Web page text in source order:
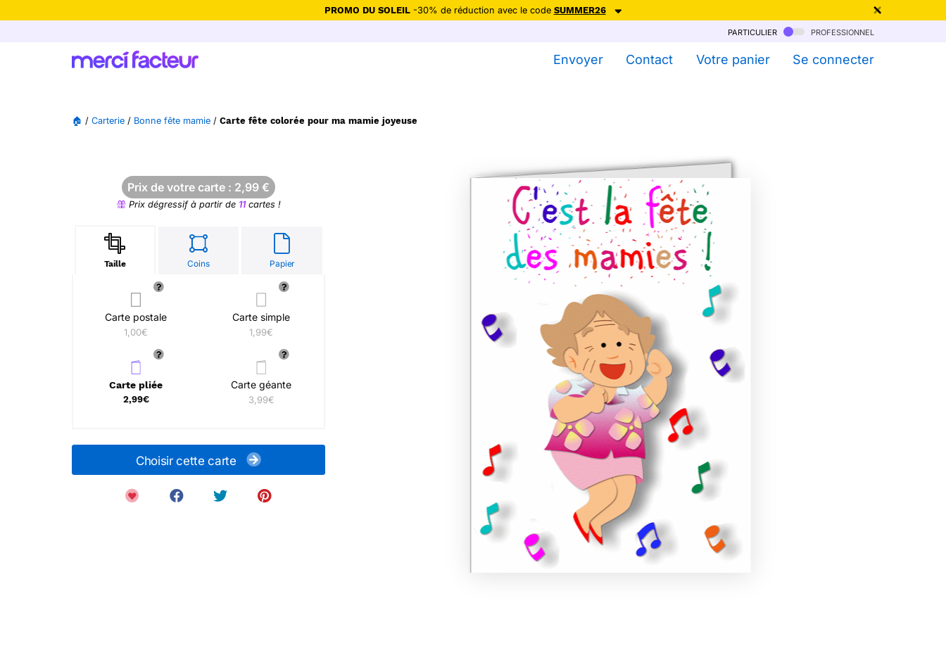
PROMO DU SOLEIL-30% de réduction avec le code SUMMER26
particulier professionnel
Envoyer Contact Votre panier Se connecter
🏠 / Carterie / Bonne fête mamie / Carte fête colorée pour ma mamie joyeuse
Prix de votre carte : 2,99 €
Prix dégressif à partir de 11cartes !
Taille Coins Papier
Carte postale
1,00€
Carte simple
1,99€
Carte pliée
2,99€
Carte géante
3,99€
Choisir cette carte